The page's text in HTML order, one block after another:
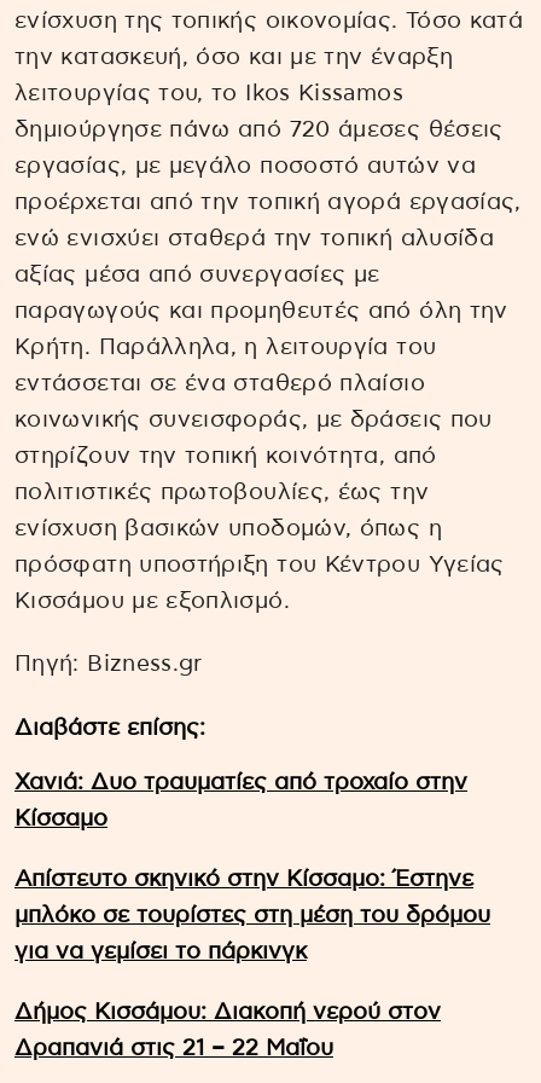
ενίσχυση της τοπικής οικονομίας. Τόσο κατά
την κατασκευή, όσο και με την έναρξη
λειτουργίας του, το Ikos Kissamos
δημιούργησε πάνω από 720 άμεσες θέσεις
εργασίας, με μεγάλο ποσοστό αυτών να
προέρχεται από την τοπική αγορά εργασίας,
ενώ ενισχύει σταθερά την τοπική αλυσίδα
αξίας μέσα από συνεργασίες με
παραγωγούς και προμηθευτές από όλη την
Κρήτη. Παράλληλα, η λειτουργία του
εντάσσεται σε ένα σταθερό πλαίσιο
κοινωνικής συνεισφοράς, με δράσεις που
στηρίζουν την τοπική κοινότητα, από
πολιτιστικές πρωτοβουλίες, έως την
ενίσχυση βασικών υποδομών, όπως η
πρόσφατη υποστήριξη του Κέντρου Υγείας
Κισσάμου με εξοπλισμό.
Πηγή: Bizness.gr
Διαβάστε επίσης:
Χανιά: Δυο τραυματίες από τροχαίο στην
Κίσσαμο
Απίστευτο σκηνικό στην Κίσσαμο: Έστηνε
μπλόκο σε τουρίστες στη μέση του δρόμου
για να γεμίσει το πάρκινγκ
Δήμος Κισσάμου: Διακοπή νερού στον
Δραπανιά στις 21 – 22 Μαΐου